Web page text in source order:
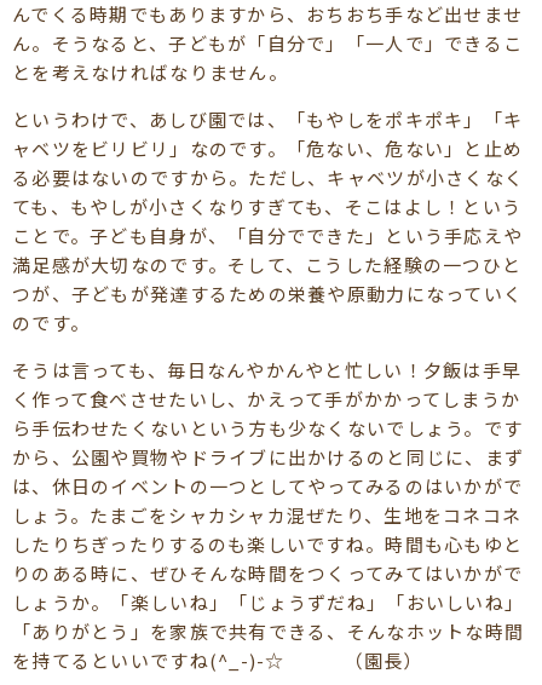
んでくる時期でもありますから、おちおち手など出せませ
ん。そうなると、子どもが「自分で」「一人で」できるこ
とを考えなければなりません。
というわけで、あしび園では、「もやしをポキポキ」「キ
ャベツをビリビリ」なのです。「危ない、危ない」と止め
る必要はないのですから。ただし、キャベツが小さくなく
ても、もやしが小さくなりすぎても、そこはよし！という
ことで。子ども自身が、「自分でできた」という手応えや
満足感が大切なのです。そして、こうした経験の一つひと
つが、子どもが発達するための栄養や原動力になっていく
のです。
そうは言っても、毎日なんやかんやと忙しい！夕飯は手早
く作って食べさせたいし、かえって手がかかってしまうか
ら手伝わせたくないという方も少なくないでしょう。です
から、公園や買物やドライブに出かけるのと同じに、まず
は、休日のイベントの一つとしてやってみるのはいかがで
しょう。たまごをシャカシャカ混ぜたり、生地をコネコネ
したりちぎったりするのも楽しいですね。時間も心もゆと
りのある時に、ぜひそんな時間をつくってみてはいかがで
しょうか。「楽しいね」「じょうずだね」「おいしいね」
「ありがとう」を家族で共有できる、そんなホットな時間
を持てるといいですね(^_-)-☆ （園長）